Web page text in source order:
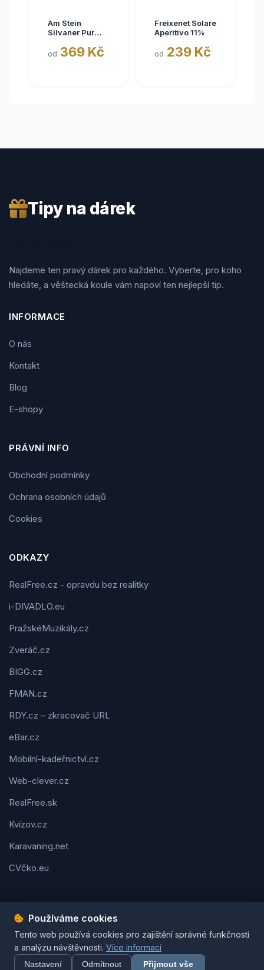
Am Stein
Silvaner Pur
od 369 Kč
Freixenet Solare
Aperitivo 11%
od 239 Kč
Tipy na dárek
Najdeme ten pravý dárek pro každého. Vyberte, pro koho
hledáte, a věštecká koule vám napoví ten nejlepší tip.
INFORMACE
O nás
Kontakt
Blog
E-shopy
PRÁVNÍ INFO
Obchodní podmínky
Ochrana osobních údajů
Cookies
ODKAZY
RealFree.cz - opravdu bez realitky
i-DIVADLO.eu
PražskéMuzikály.cz
Zveráč.cz
BIGG.cz
FMAN.cz
RDY.cz – zkracovač URL
eBar.cz
Mobilní-kadeřnictví.cz
Web-clever.cz
RealFree.sk
Kvízov.cz
Karavaning.net
CVčko.eu
Podmínky použitíOchrana osobních údajůCookies
© 2026 Tipy-na-dárek.cz. Všechna práva vyhrazena. | Vytvořil
Pavel Jirouš
Používáme cookies
Tento web používá cookies pro zajištění správné funkčnosti
a analýzu návštěvnosti. Více informací
Nastavení Odmítnout Přijmout vše